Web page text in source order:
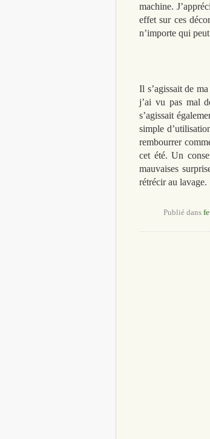
machine.
effet sur ces
n’importe qui
Il s’agissait de
j’ai vu pas mal
s’agissait
simple
rembourrer
cet été. Un
mauvaises
rétrécir au lavage.
Publié dans